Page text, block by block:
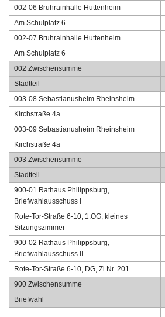
002-06 Bruhrainhalle Huttenheim
Am Schulplatz 6
002-07 Bruhrainhalle Huttenheim
Am Schulplatz 6
002 Zwischensumme
Stadtteil
003-08 Sebastianusheim Rheinsheim
Kirchstraße 4a
003-09 Sebastianusheim Rheinsheim
Kirchstraße 4a
003 Zwischensumme
Stadtteil
900-01 Rathaus Philippsburg,
Briefwahlausschuss I
Rote-Tor-Straße 6-10, 1.OG, kleines
Sitzungszimmer
900-02 Rathaus Philippsburg,
Briefwahlausschuss II
Rote-Tor-Straße 6-10, DG, Zi.Nr. 201
900 Zwischensumme
Briefwahl